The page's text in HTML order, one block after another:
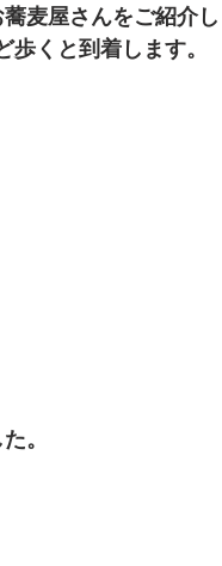
麦屋さんをご紹介
くと到着します。
。